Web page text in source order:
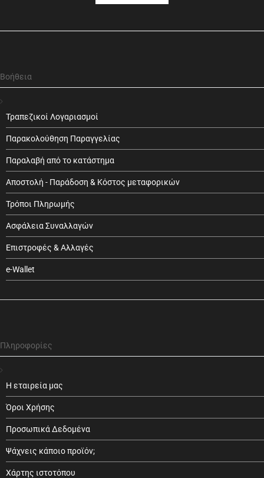
Βοήθεια
Τραπεζικοί Λογαριασμοί
Παρακολούθηση Παραγγελίας
Παραλαβή από το κατάστημα
Αποστολή - Παράδοση & Κόστος μεταφορικών
Τρόποι Πληρωμής
Ασφάλεια Συναλλαγών
Επιστροφές & Αλλαγές
e-Wallet
Πληροφορίες
Η εταιρεία μας
Όροι Χρήσης
Προσωπικά Δεδομένα
Ψάχνεις κάποιο προϊόν;
Χάρτης ιστοτόπου